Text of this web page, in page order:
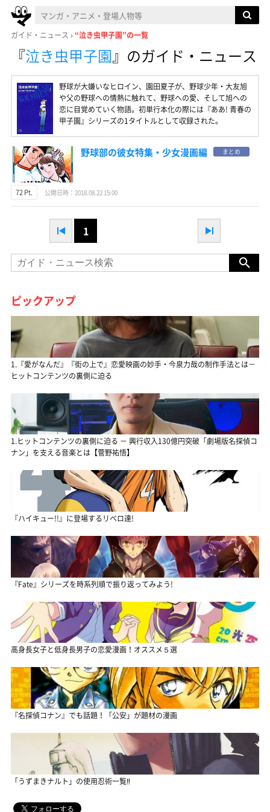
ガイド・ニュース “泣き虫甲子園”の一覧
『泣き虫甲子園』 のガイド・ニュース
野球が大嫌いなヒロイン、園田夏子が、野球少年・大友旭
や父の野球への情熱に触れて、野球への愛、そして旭への
恋に目覚めていく物語。初単行本化の際には『ああ! 青春の
甲子園』シリーズの1タイトルとして収録された。
野球部の彼女特集・少女漫画編 まとめ
72 Pt. 公開日時：2018.08.22 15:00
1
ピックアップ
1.『愛がなんだ』『街の上で』恋愛映画の妙手・今泉力哉の制作手法とは－
ヒットコンテンツの裏側に迫る
1.ヒットコンテンツの裏側に迫る － 興行収入130億円突破「劇場版名探偵コ
ナン」を支える音楽とは【菅野祐悟】
『ハイキュー!!』に登場するリベロ達!
『Fate』シリーズを時系列順で振り返ってみよう!
高身長女子と低身長男子の恋愛漫画！オススメ５選
『名探偵コナン』でも話題！「公安」が題材の漫画
「うずまきナルト」の使用忍術一覧‼